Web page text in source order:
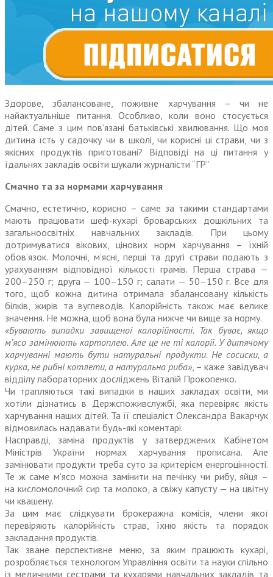
Здорове, збалансоване, поживне харчування – чи не
найактуальніше питання. Особливо, коли воно стосується
дітей. Саме з цим пов’язані батьківські хвилювання. Що моя
дитина їсть у садочку чи в школі, чи корисні ці страви, чи з
якісних продуктів приготовані? Відповіді на ці питання у
їдальнях закладів освіти шукали журналісти “ГР”
Смачно та за нормами харчування
Смачно, естетично, корисно – саме за такими стандартами
мають працювати шеф-кухарі броварських дошкільних та
загальноосвітніх навчальних закладів. При цьому
дотримуватися вікових, цінових норм харчування – їхній
обов’язок. Молочні, м’ясні, перші та другі страви подають з
урахуванням відповідної кількості грамів. Перша страва —
200–250 г; друга — 100–150 г; салати — 50–150 г. Все для
того, щоб кожна дитина отримала збалансовану кількість
білків, жирів та вугле­водів. Калорійність також має велике
значення. Не можна, щоб вона була нижче чи вище за норму.
«Бувають випадки завищеної калорійності. Так буває, якщо
м’ясо замінюють картоплею. Але це не ті калорії. У дитячому
харчуванні мають бути натуральні продукти. Не сосиски, а
курка, не рибні котлети, а натуральна риба», – каже завідувач
відділу лабораторних досліджень Віталій Прокопенко.
Чи трапляються такі випадки в наших закладах освіти, ми
хотіли дізнатись в Держспоживслужбі, яка перевіряє якість
харчування наших дітей. Та її спеціа­ліст Олександра Вакарчук
відмовилась надавати будь-які коментарі.
Насправді, заміна продуктів у затверд­жених Кабінетом
Міністрів України нормах харчування прописана. Але
замінювати продукти треба суто за критерієм енергоцінності.
Те ж саме м’ясо можна замінити на печінку чи рибу, яйця –
на кисло­­молочний сир та молоко, а свіжу капусту — на цвітну
чи квашену.
За цим має слідкувати брокеражна комісія, члени якої
перевіряють калорійність страв, їхню якість та порядок
закладання продуктів.
Так зване перспективне меню, за яким працюють кухарі,
розробляється технологом Управління освіти та науки спільно
із медичними сестрами та кухарями навчальних закладів та